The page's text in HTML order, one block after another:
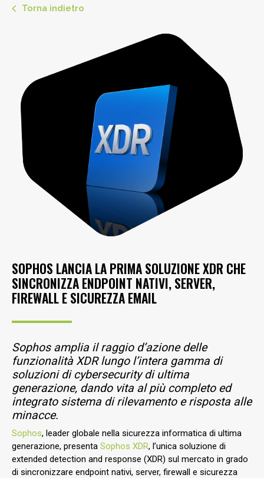
Torna indietro
SOPHOS LANCIA LA PRIMA SOLUZIONE XDR CHE
SINCRONIZZA ENDPOINT NATIVI, SERVER,
FIREWALL E SICUREZZA EMAIL
Sophos amplia il raggio d’azione delle
funzionalità XDR lungo l’intera gamma di
soluzioni di cybersecurity di ultima
generazione, dando vita al più completo ed
integrato sistema di rilevamento e risposta alle
minacce.
Sophos, leader globale nella sicurezza informatica di ultima
generazione, presenta Sophos XDR, l’unica soluzione di
extended detection and response (XDR) sul mercato in grado
di sincronizzare endpoint nativi, server, firewall e sicurezza